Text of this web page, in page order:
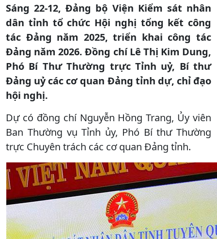
Sáng 22-12, Đảng bộ Viện Kiểm sát nhân
dân tỉnh tổ chức Hội nghị tổng kết công
tác Đảng năm 2025, triển khai công tác
Đảng năm 2026. Đồng chí Lê Thị Kim Dung,
Phó Bí Thư Thường trực Tỉnh uỷ, Bí thư
Đảng uỷ các cơ quan Đảng tỉnh dự, chỉ đạo
hội nghị.
Dự có đồng chí Nguyễn Hồng Trang, Ủy viên
Ban Thường vụ Tỉnh ủy, Phó Bí thư Thường
trực Chuyên trách các cơ quan Đảng tỉnh.